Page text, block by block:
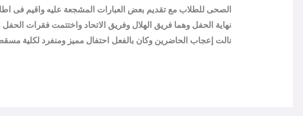
الصحى للطلاب مع تقديم بعض العبارات المشجعة عليه واقيم فى
نهاية الحفل وهما فريق الهلال وفريق الاتحاد واختتمت فقرات
نالت إعجاب الحاضرين وكان بالفعل احتفال مميز ومنفرد لكلية